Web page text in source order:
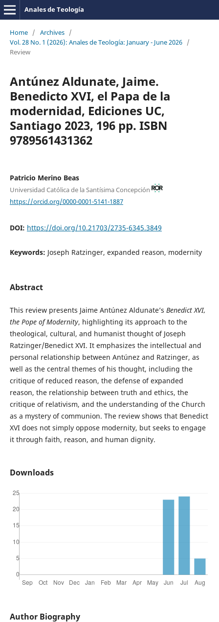
Anales de Teología
Home / Archives /
Vol. 28 No. 1 (2026): Anales de Teología: January - June 2026 /
Review
Antúnez Aldunate, Jaime.
Benedicto XVI, el Papa de la
modernidad, Ediciones UC,
Santiago 2023, 196 pp. ISBN
9789561431362
Patricio Merino Beas
Universidad Católica de la Santísima Concepción
https://orcid.org/0000-0001-5141-1887
DOI: https://doi.org/10.21703/2735-6345.3849
Keywords: Joseph Ratzinger, expanded reason, modernity
Abstract
This review presents Jaime Antúnez Aldunate’s Benedict XVI,
the Pope of Modernity, highlighting its approach to the
theological, cultural, and humanist thought of Joseph
Ratzinger/Benedict XVI. It emphasizes the intellectual and
personal relationship between Antúnez and Ratzinger, as
well as the central themes of his thought, including the
critique of reduced reason, the defense of expanded
reason, the relationship between truth and ethics, the
critique of relativism, and the understanding of the Church
as a mystery of communion. The review shows that Benedict
XVI does not simply oppose modernity, but seeks to engage
it through faith, reason, and human dignity.
Downloads
Author Biography